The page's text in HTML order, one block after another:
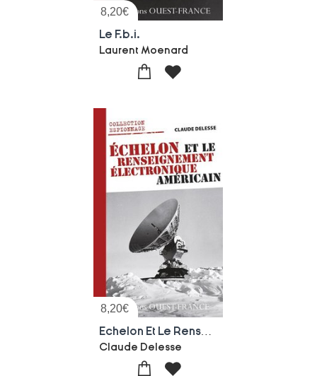
8,20€
Le F.b.i.
Laurent Moenard
8,20€
Claude Delesse